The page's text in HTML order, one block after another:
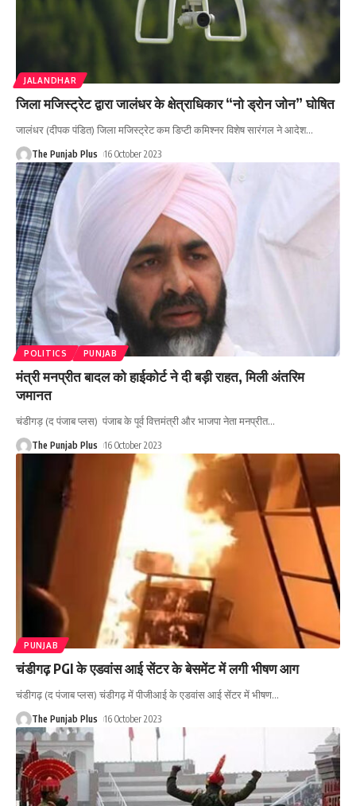
JALANDHAR
जिला मजिस्ट्रेट द्वारा जालंधर के क्षेत्राधिकार “नो ड्रोन जोन” घोषित
जालंधर (दीपक पंडित) जिला मजिस्ट्रेट कम डिप्टी कमिश्नर विशेष सारंगल ने आदेश…
The Punjab Plus 16 October 2023
POLITICS PUNJAB
मंत्री मनप्रीत बादल को हाईकोर्ट ने दी बड़ी राहत, मिली अंतरिम
जमानत
चंडीगड़ (द पंजाब प्लस) पंजाब के पूर्व वित्तमंत्री और भाजपा नेता मनप्रीत…
The Punjab Plus 16 October 2023
PUNJAB
चंडीगढ़ PGI के एडवांस आई सेंटर के बेसमेंट में लगी भीषण आग
चंडीगढ़ (द पंजाब प्लस) चंडीगढ़ में पीजीआई के एडवांस आई सेंटर में भीषण…
The Punjab Plus 16 October 2023